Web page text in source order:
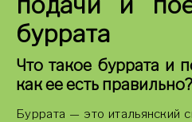
буррата
Что такое буррата и
как ее есть правильно?
Буррата — это итальянский